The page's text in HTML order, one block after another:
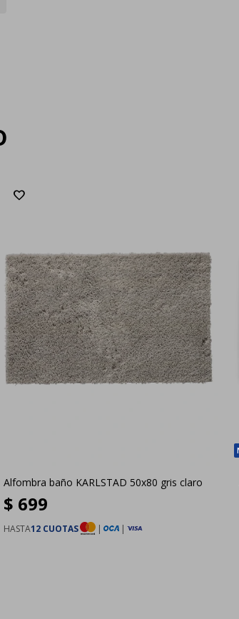
Alfombra baño KARLSTAD 50x80 gris claro
$ 699
HASTA12 CUOTAS | |